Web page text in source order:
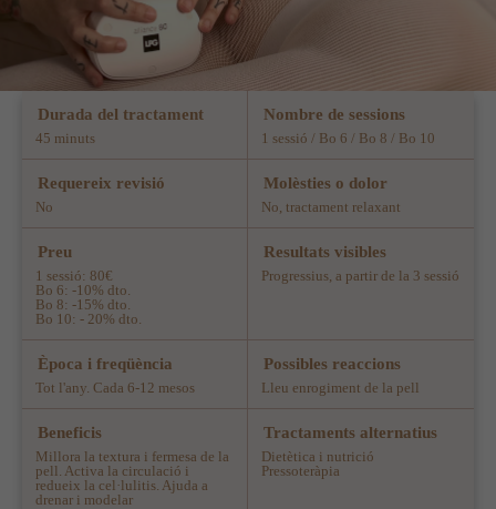
Durada del tractament
45 minuts
Nombre de sessions
1 sessió / Bo 6 / Bo 8 / Bo 10
Requereix revisió
No
Molèsties o dolor
No, tractament relaxant
Preu
1 sessió: 80€
Bo 6: -10% dto.
Bo 8: -15% dto.
Bo 10: - 20% dto.
Resultats visibles
Progressius, a partir de la 3 sessió
Època i freqüència
Tot l'any. Cada 6-12 mesos
Possibles reaccions
Lleu enrogiment de la pell
Beneficis
Millora la textura i fermesa de la
pell. Activa la circulació i
redueix la cel·lulitis. Ajuda a
drenar i modelar
Tractaments alternatius
Dietètica i nutrició
Pressoteràpia